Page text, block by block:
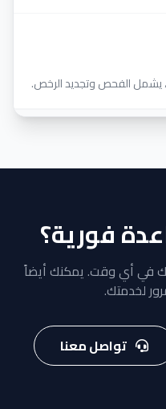
وتجديد الرخص.
+
يمكنك أيضاً
معنا